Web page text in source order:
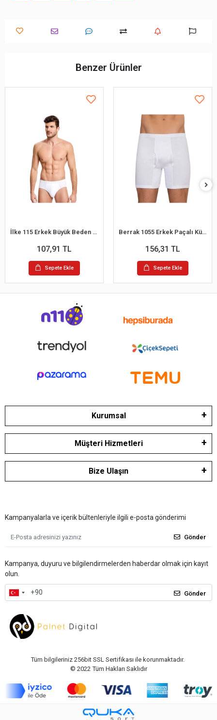
Benzer Ürünler
İlke 115 Erkek Büyük Beden Kom Slip Külot 2XL
107,91 TL
Sepete Ekle
Berrak 1055 Erkek Paçalı Külot M
156,31 TL
Sepete Ekle
Kurumsal
Müşteri Hizmetleri
Bize Ulaşın
Kampanyalarla ve içerik bültenleriyle ilgili e-posta gönderimi
Gönder
Kampanya, duyuru ve bilgilendirmelerden haberdar olmak için kayıt
olun.
Gönder
Tüm bilgileriniz 256bit SSL Sertifikası ile korunmaktadır.
© 2022 Tüm Hakları Saklıdır